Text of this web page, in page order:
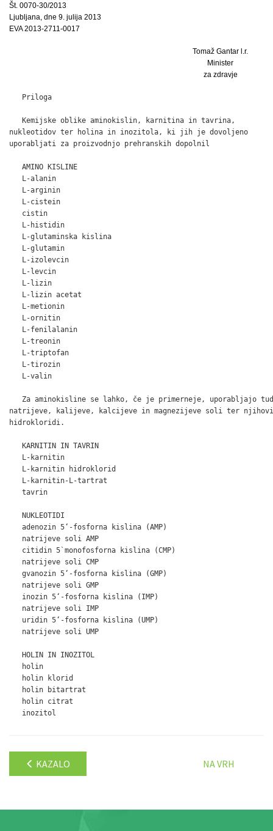
Št. 0070-30/2013
Ljubljana, dne 9. julija 2013
EVA 2013-2711-0017
Tomaž Gantar l.r.
Minister
za zdravje
   Priloga
   Kemijske oblike aminokislin, karnitina in tavrina,
nukleotidov ter holina in inozitola, ki jih je dovoljeno
uporabljati za proizvodnjo prehranskih dopolnil
   AMINO KISLINE
   L-alanin
   L-arginin
   L-cistein
   cistin
   L-histidin
   L-glutaminska kislina
   L-glutamin
   L-izolevcin
   L-levcin
   L-lizin
   L-lizin acetat
   L-metionin
   L-ornitin
   L-fenilalanin
   L-treonin
   L-triptofan
   L-tirozin
   L-valin
Za aminokisline se lahko, če je primerneje, uporabljajo
natrijeve, kalijeve, kalcijeve in magnezijeve soli ter njihovi
hidrokloridi.
   KARNITIN IN TAVRIN
   L-karnitin
   L-karnitin hidroklorid
   L-karnitin-L-tartrat
   tavrin
   NUKLEOTIDI
   adenozin 5‘-fosforna kislina (AMP)
   natrijeve soli AMP
   citidin 5`monofosforna kislina (CMP)
   natrijeve soli CMP
   gvanozin 5‘-fosforna kislina (GMP)
   natrijeve soli GMP
   inozin 5‘-fosforna kislina (IMP)
   natrijeve soli IMP
   uridin 5‘-fosforna kislina (UMP)
   natrijeve soli UMP
   HOLIN IN INOZITOL
   holin
   holin klorid
   holin bitartrat
   holin citrat
KAZALO NA VRH